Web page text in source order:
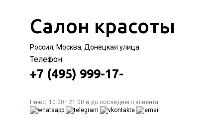
Салон красоты
Россия, Москва, Донецкая улица
Телефон:
+7 (495) 999-17-
Пн-вс: 10:00—21:00 и до последнего клиента